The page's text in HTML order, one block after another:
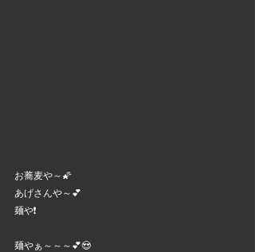
お蕎麦や～🌠
あげさんや～💕
麺や❗
麺やぁ～～～💕😍